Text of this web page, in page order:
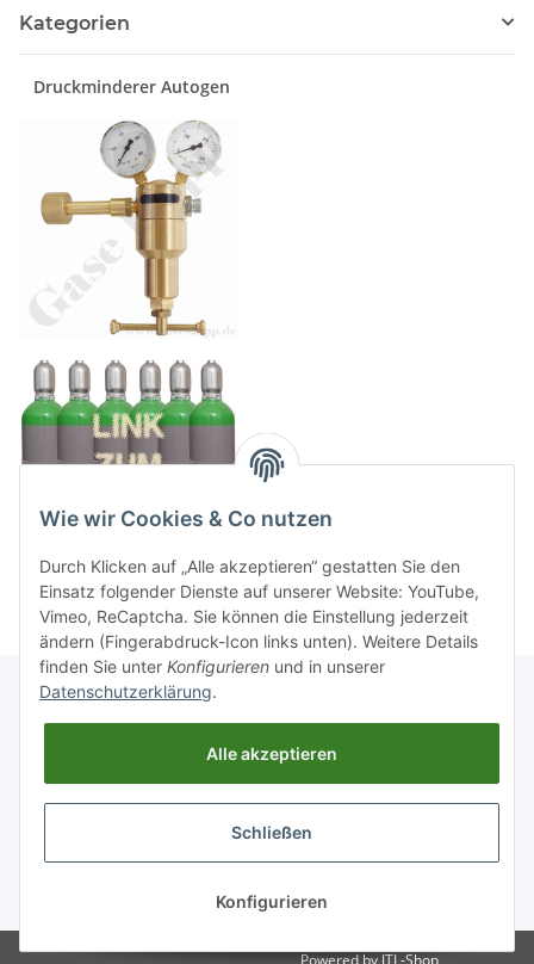
Kategorien
Druckminderer Autogen
Gesetzliche Informationen
Powered by JTL-Shop
Wie wir Cookies & Co nutzen
Durch Klicken auf „Alle akzeptieren“ gestatten Sie den
Einsatz folgender Dienste auf unserer Website: YouTube,
Vimeo, ReCaptcha. Sie können die Einstellung jederzeit
ändern (Fingerabdruck-Icon links unten). Weitere Details
finden Sie unter Konfigurieren und in unserer
Datenschutzerklärung.
Alle akzeptieren
Schließen
Konfigurieren